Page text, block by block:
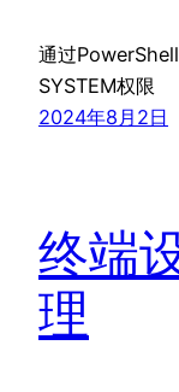
通过
SYSTEM权限
2024年8月2日
终端
理